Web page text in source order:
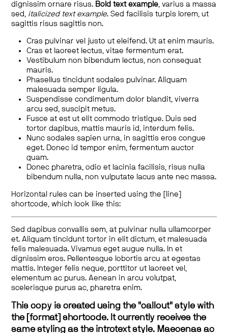
dignissim ornare risus. Bold text example, varius a massa
sed, italicized text example. Sed facilisis turpis lorem, ut
sagittis risus sagittis non.
Cras pulvinar vel justo ut eleifend. Ut at enim mauris.
Cras et laoreet lectus, vitae fermentum erat.
Vestibulum non bibendum lectus, non consequat
mauris.
Phasellus tincidunt sodales pulvinar. Aliquam
malesuada semper ligula.
Suspendisse condimentum dolor blandit, viverra
arcu sed, suscipit metus.
Fusce at est ut elit commodo tristique. Duis sed
tortor dapibus, mattis mauris id, interdum felis.
Nunc sodales sapien urna, in sagittis eros congue
eget. Donec id tempor enim, fermentum auctor
quam.
Donec pharetra, odio et lacinia facilisis, risus nulla
bibendum nulla, non vulputate lacus ante nec massa.
Horizontal rules can be inserted using the [line]
shortcode, which look like this:
Sed dapibus convallis sem, at pulvinar nulla ullamcorper
et. Aliquam tincidunt tortor in elit dictum, et malesuada
felis malesuada. Vivamus eget augue nulla. In et
dignissim eros. Pellentesque lobortis arcu at egestas
mattis. Integer felis neque, porttitor ut laoreet vel,
elementum ac purus. Aenean in arcu volutpat,
scelerisque purus ac, pharetra enim.
This copy is created using the "callout" style with
the [format] shortcode. It currently receives the
same styling as the introtext style. Maecenas ac